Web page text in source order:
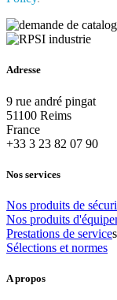
Adresse
9 rue andré pingat
51100 Reims
France
+33 3 23 82 07 90
Nos services
Nos produits de
Nos produits
Prestations de services
Sélections et normes
A propos